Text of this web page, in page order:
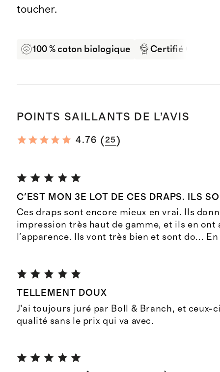
toucher.
100 % coton biologique Certifié OEKO-
POINTS SAILLANTS DE L’AVIS
4.76 (25)
C'EST MON 3E LOT DE CES DRAPS. ILS
Ces draps sont encore mieux en vrai. Ils
impression très haut de gamme, et ils en ont
l'apparence. Ils vont très bien et sont do...
TELLEMENT DOUX
J’ai toujours juré par Boll & Branch, et ceux-
qualité sans le prix qui va avec.